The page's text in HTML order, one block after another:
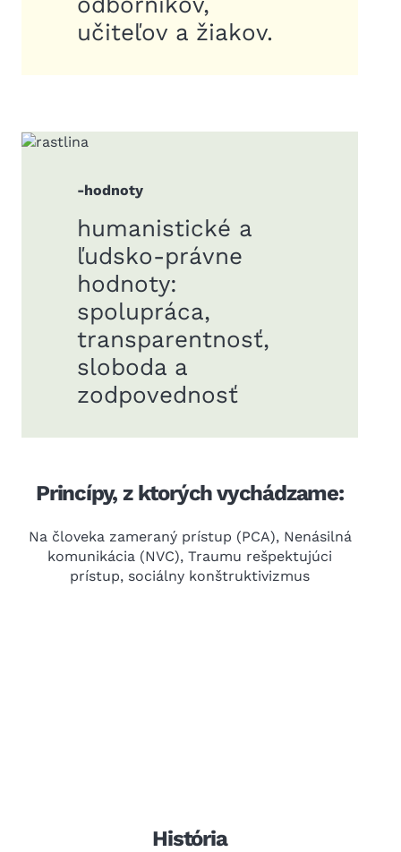
učiteľov a žiakov.
-hodnoty
humanistické a
ľudsko-právne
hodnoty:
spolupráca,
transparentnosť,
sloboda a
zodpovednosť
Princípy, z ktorých vychádzame:
Na človeka zameraný prístup (PCA), Nenásilná
komunikácia (NVC), Traumu rešpektujúci
prístup, sociálny konštruktivizmus
História